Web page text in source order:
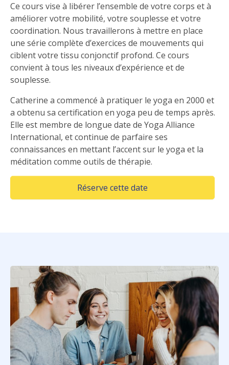
Étirement et relâchement
Ce cours vise à libérer l’ensemble de votre corps et à
améliorer votre mobilité, votre souplesse et votre
coordination. Nous travaillerons à mettre en place
une série complète d’exercices de mouvements qui
ciblent votre tissu conjonctif profond. Ce cours
convient à tous les niveaux d’expérience et de
souplesse.
Catherine a commencé à pratiquer le yoga en 2000 et
a obtenu sa certification en yoga peu de temps après.
Elle est membre de longue date de Yoga Alliance
International, et continue de parfaire ses
connaissances en mettant l’accent sur le yoga et la
méditation comme outils de thérapie.
Réserve cette date